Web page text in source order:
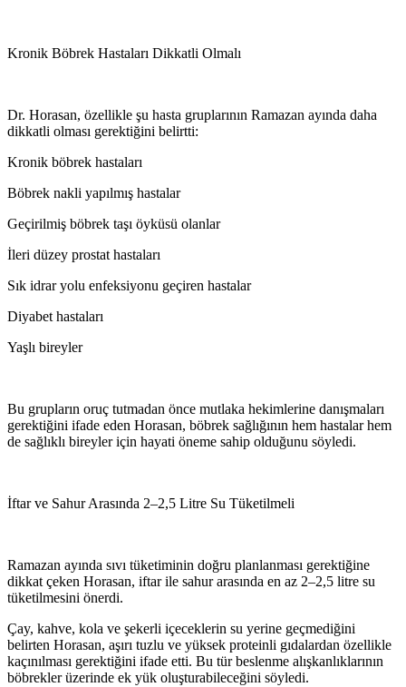
Kronik Böbrek Hastaları Dikkatli Olmalı
Dr. Horasan, özellikle şu hasta gruplarının Ramazan ayında daha
dikkatli olması gerektiğini belirtti:
Kronik böbrek hastaları
Böbrek nakli yapılmış hastalar
Geçirilmiş böbrek taşı öyküsü olanlar
İleri düzey prostat hastaları
Sık idrar yolu enfeksiyonu geçiren hastalar
Diyabet hastaları
Yaşlı bireyler
Bu grupların oruç tutmadan önce mutlaka hekimlerine danışmaları
gerektiğini ifade eden Horasan, böbrek sağlığının hem hastalar hem
de sağlıklı bireyler için hayati öneme sahip olduğunu söyledi.
İftar ve Sahur Arasında 2–2,5 Litre Su Tüketilmeli
Ramazan ayında sıvı tüketiminin doğru planlanması gerektiğine
dikkat çeken Horasan, iftar ile sahur arasında en az 2–2,5 litre su
tüketilmesini önerdi.
Çay, kahve, kola ve şekerli içeceklerin su yerine geçmediğini
belirten Horasan, aşırı tuzlu ve yüksek proteinli gıdalardan özellikle
kaçınılması gerektiğini ifade etti. Bu tür beslenme alışkanlıklarının
böbrekler üzerinde ek yük oluşturabileceğini söyledi.